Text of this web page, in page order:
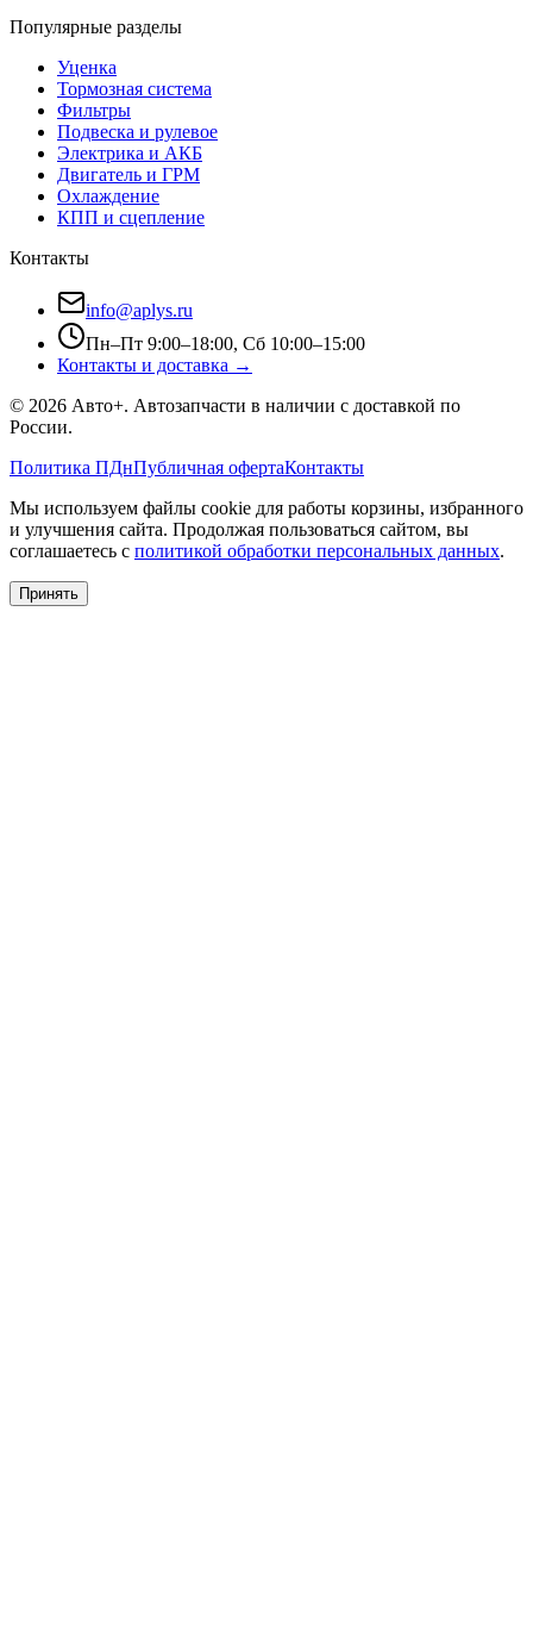
Популярные разделы
Уценка
Тормозная система
Фильтры
Подвеска и рулевое
Электрика и АКБ
Двигатель и ГРМ
Охлаждение
КПП и сцепление
Контакты
info@aplys.ru
Пн–Пт 9:00–18:00, Сб 10:00–15:00
Контакты и доставка →
© 2026 Авто+. Автозапчасти в наличии с доставкой по
России.
Политика ПДнПубличная офертаКонтакты
Мы используем файлы cookie для работы корзины, избранного
и улучшения сайта. Продолжая пользоваться сайтом, вы
соглашаетесь с политикой обработки персональных данных.
Принять